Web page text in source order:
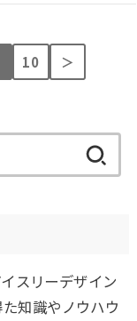
10 ＞
スリーデザイン
知識やノウハウ